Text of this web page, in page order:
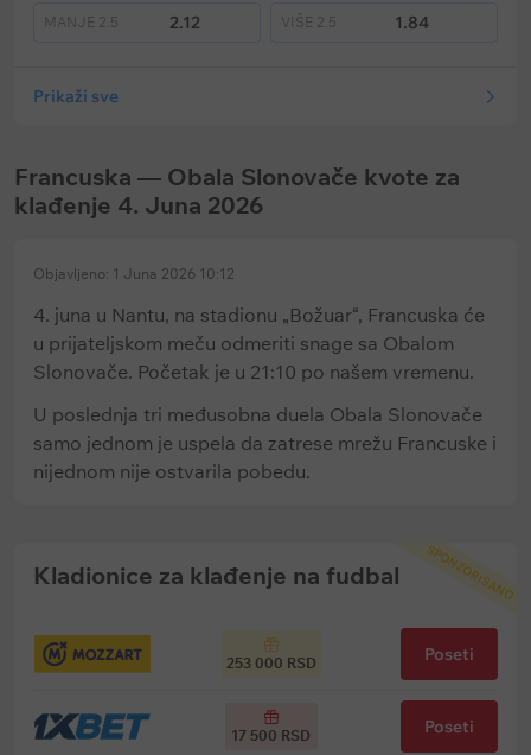
MANJE 2.5 2.12 VIŠE 2.5 1.84
Prikaži sve
Francuska — Obala Slonovače kvote za
klađenje 4. Juna 2026
Objavljeno: 1 Juna 2026 10:12
4. juna u Nantu, na stadionu „Božuar“, Francuska će
u prijateljskom meču odmeriti snage sa Obalom
Slonovače. Početak je u 21:10 po našem vremenu.
U poslednja tri međusobna duela Obala Slonovače
samo jednom je uspela da zatrese mrežu Francuske i
nijednom nije ostvarila pobedu.
SPONZORISANO
Kladionice za klađenje na fudbal
253 000 RSD Poseti
17 500 RSD Poseti